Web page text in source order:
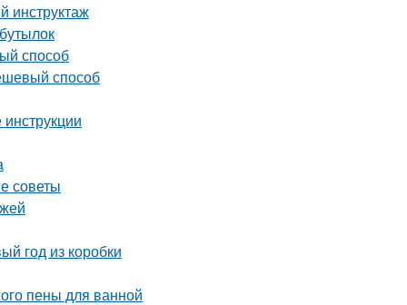
инструктаж
способ
способ
советы
год из коробки
пены для ванной